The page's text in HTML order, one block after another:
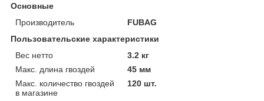
Основные
Производитель
FUBAG
Пользовательские характеристики
Вес нетто
3.2 кг
Макс. длина гвоздей
45 мм
Макс. количество гвоздей
в магазине
120 шт.